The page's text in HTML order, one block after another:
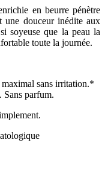
en beurre pénètre
une douceur inédite aux
soyeuse que la peau la
toute la journée.
sans irritation.*
Sans parfum.